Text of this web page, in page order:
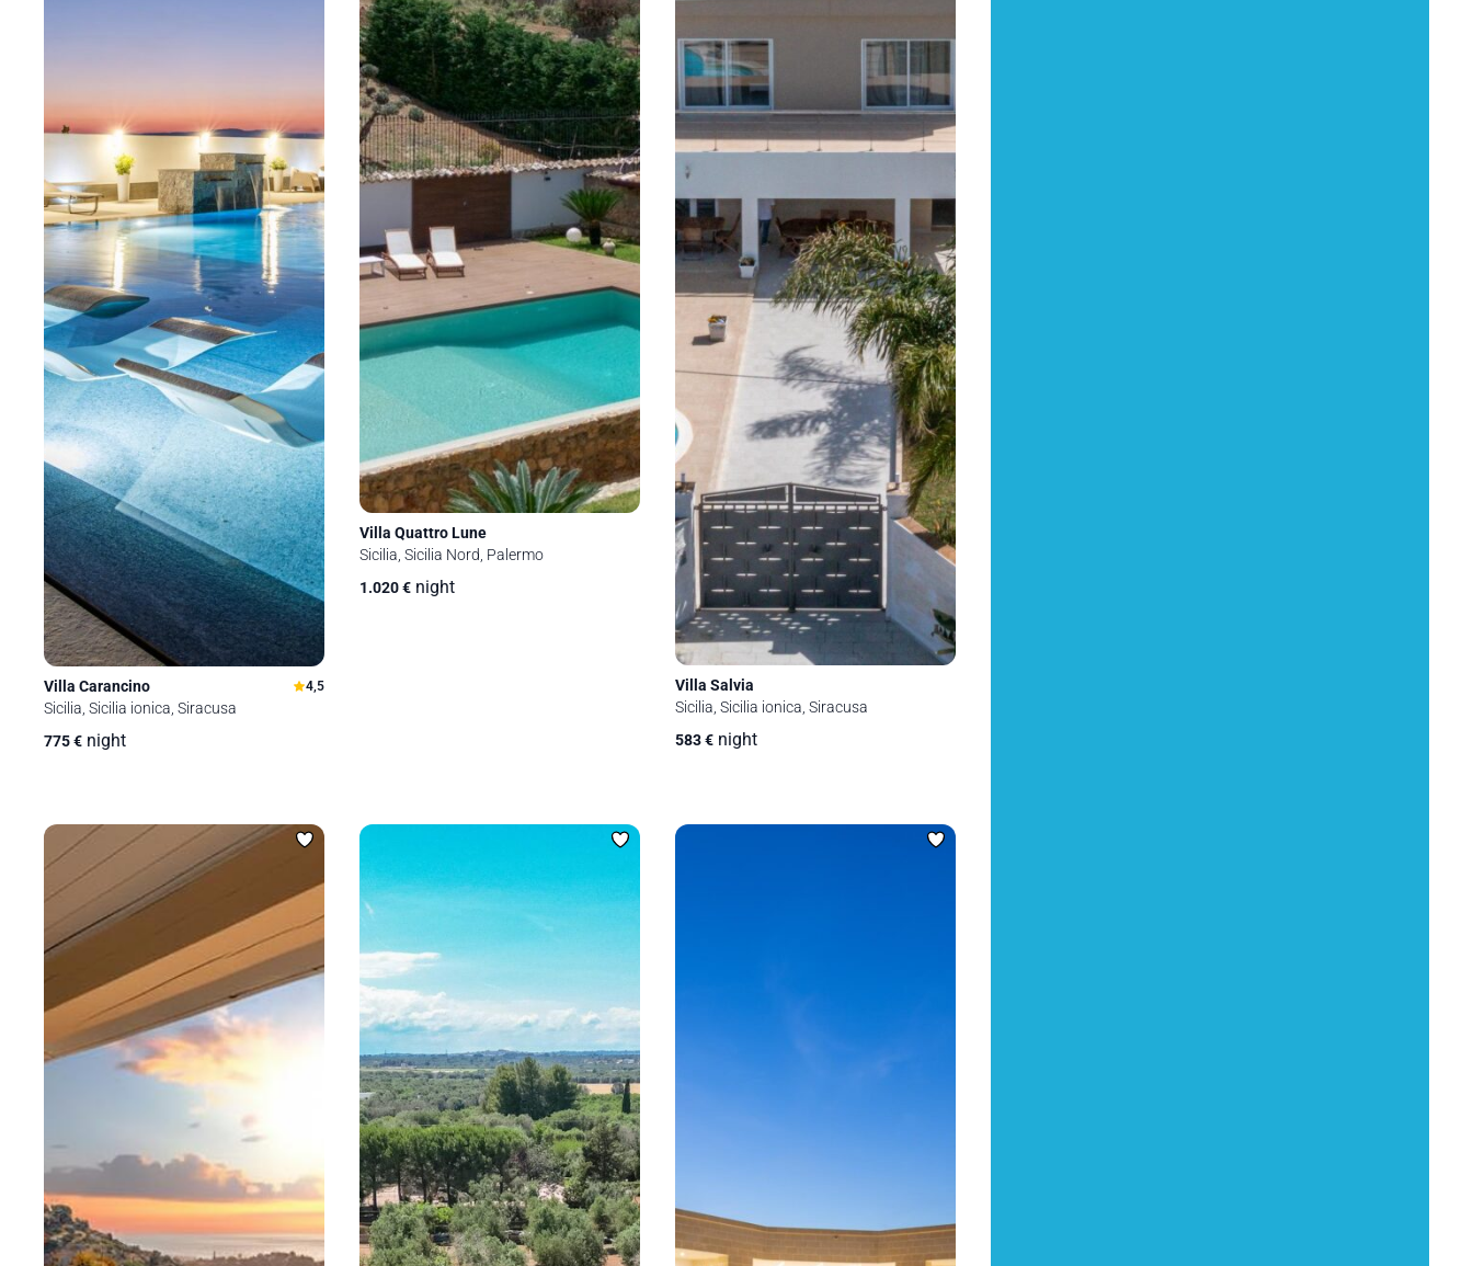
Villa Carancino 4,5
Sicilia, Sicilia ionica, Siracusa
775€ night
Villa Quattro Lune
Sicilia, Sicilia Nord, Palermo
1.020€ night
Villa Salvia
Sicilia, Sicilia ionica, Siracusa
583€ night